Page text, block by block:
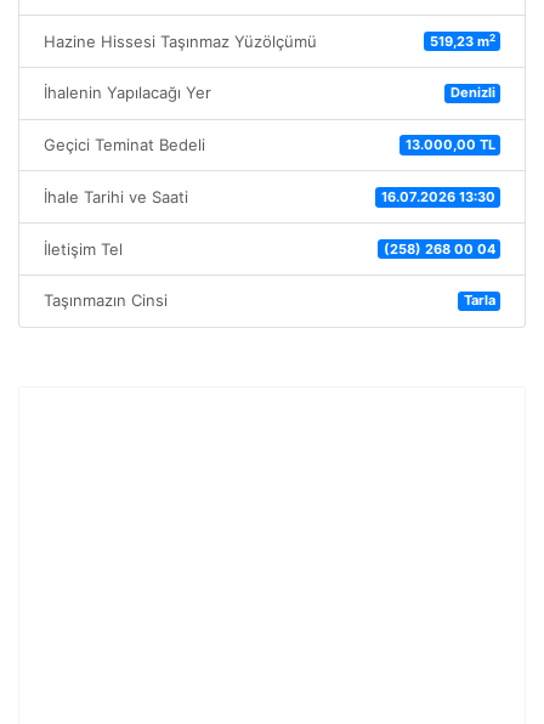
Hazine Hissesi Taşınmaz Yüzölçümü 519,23 m2
İhalenin Yapılacağı Yer Denizli
Geçici Teminat Bedeli 13.000,00 TL
İhale Tarihi ve Saati 16.07.2026 13:30
İletişim Tel (258) 268 00 04
Taşınmazın Cinsi Tarla